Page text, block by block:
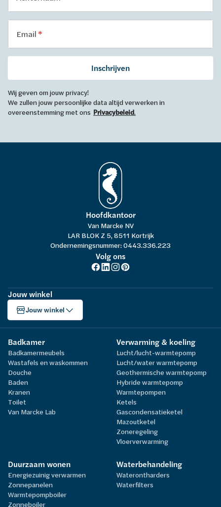
Email
Inschrijven
Wij geven om jouw privacy!
We zullen jouw persoonlijke data altijd verwerken in
overeenstemming met ons Privacybeleid.
Hoofdkantoor
Van Marcke NV
LAR BLOK Z 5, 8511 Kortrijk
Ondernemingsnummer: 0443.336.223
Volg ons
Jouw winkel
Jouw winkel
Badkamer
Badkamermeubels
Wastafels en waskommen
Douche
Baden
Kranen
Toilet
Van Marcke Lab
Verwarming & koeling
Lucht/lucht-warmtepomp
Lucht/water warmtepomp
Geothermische warmtepomp
Hybride warmtepomp
Warmtepompen
Ketels
Gascondensatieketel
Mazoutketel
Zoneregeling
Vloerverwarming
Duurzaam wonen
Energiezuinig verwarmen
Zonnepanelen
Warmtepompboiler
Zonneboiler
Waterbehandeling
Waterontharders
Waterfilters